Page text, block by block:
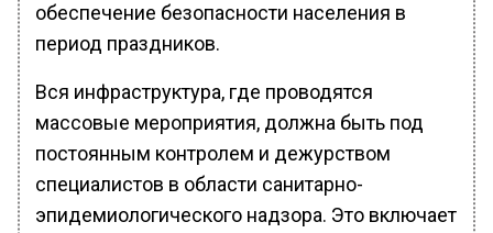
обеспечение безопасности населения в
период праздников.
Вся инфраструктура, где проводятся
массовые мероприятия, должна быть под
постоянным контролем и дежурством
специалистов в области санитарно-
эпидемиологического надзора. Это включает